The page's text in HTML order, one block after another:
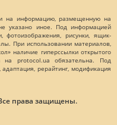
на информацию, размещенную на
указано иное. Под информацией
фотоизображения, рисунки, ящик-
При использовании материалов,
наличие гиперссылки открытого
на protocol.ua обязательна. Под
рерайтинг, модификация
права защищены.